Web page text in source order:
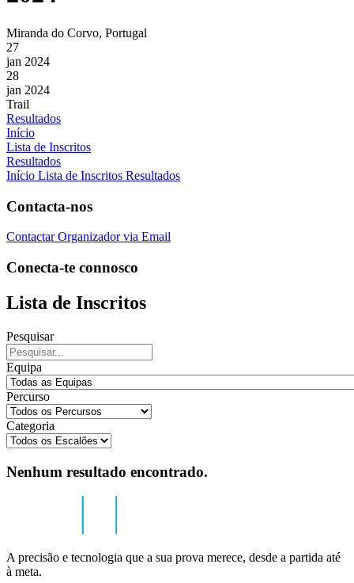
Miranda do Corvo, Portugal
27
jan 2024
28
jan 2024
Trail
Resultados
Início
Lista de Inscritos
Resultados
Início Lista de Inscritos Resultados
Contacta-nos
Contactar Organizador via Email
Conecta-te connosco
Lista de Inscritos
Pesquisar
Equipa
Percurso
Categoria
Nenhum resultado encontrado.
A precisão e tecnologia que a sua prova merece, desde a partida até
à meta.